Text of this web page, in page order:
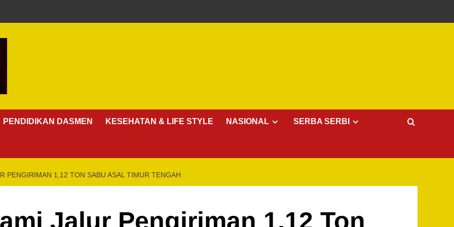
PENDIDIKAN DASMEN KESEHATAN & LIFE STYLE NASIONAL SERBA SERBI
PENGIRIMAN 1,12 TON SABU ASAL TIMUR TENGAH
Jalur Pengiriman 1,12 Ton